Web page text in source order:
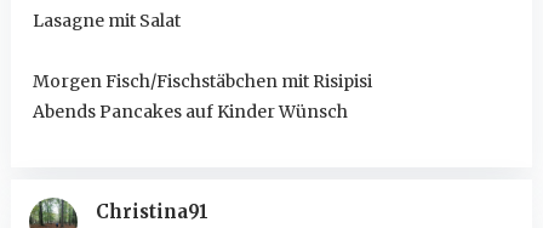
Lasagne mit Salat
Morgen Fisch/Fischstäbchen mit Risipisi
Abends Pancakes auf Kinder Wünsch
Christina91